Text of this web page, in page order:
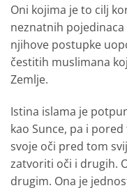
Oni kojima je to cilj
neznatnih
njihove postupke
čestitih muslimana
Zemlje.
Istina islama je
kao Sunce, pa i
svoje oči pred tom
zatvoriti oči i drugih.
drugim. Ona je